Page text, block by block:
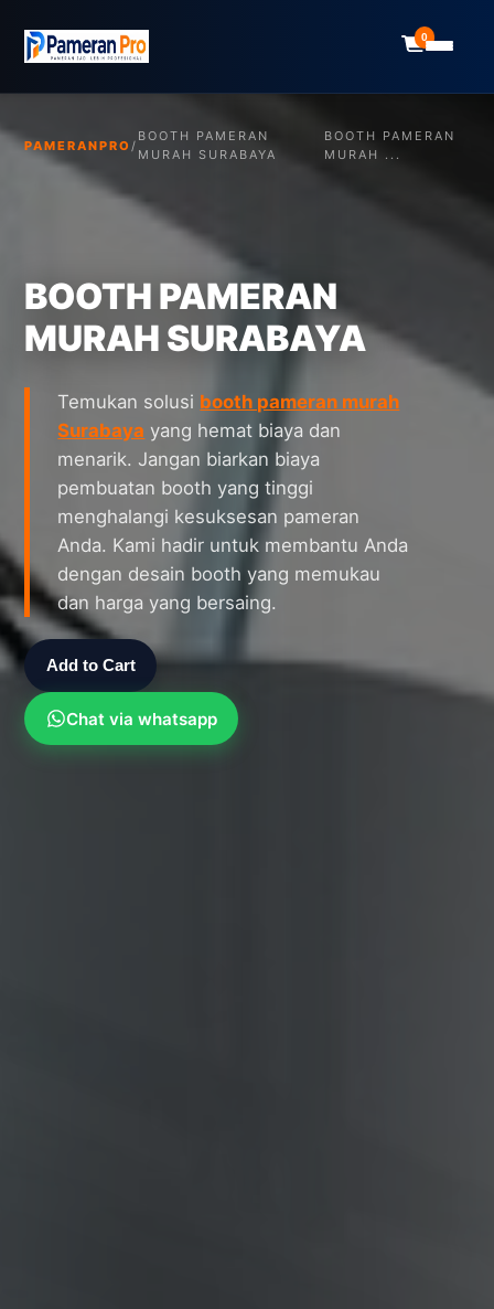
0
PAMERANPRO /
BOOTH PAMERAN
MURAH SURABAYA
BOOTH PAMERAN
MURAH ...
BOOTH PAMERAN
MURAH SURABAYA
Temukan solusi booth pameran murah
Surabaya yang hemat biaya dan
menarik. Jangan biarkan biaya
pembuatan booth yang tinggi
menghalangi kesuksesan pameran
Anda. Kami hadir untuk membantu Anda
dengan desain booth yang memukau
dan harga yang bersaing.
Add to Cart
Chat via whatsapp